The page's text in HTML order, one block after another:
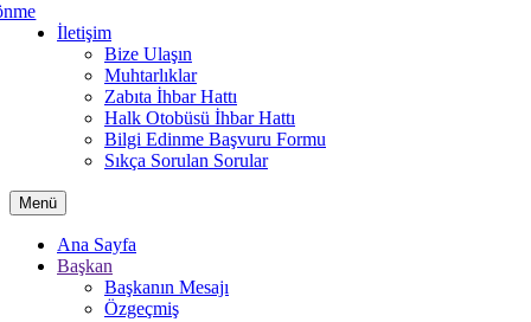
İletişim
Bize Ulaşın
Muhtarlıklar
Zabıta İhbar Hattı
Halk Otobüsü İhbar Hattı
Bilgi Edinme Başvuru Formu
Sıkça Sorulan Sorular
Menü
Ana Sayfa
Başkan
Başkanın Mesajı
Özgeçmiş